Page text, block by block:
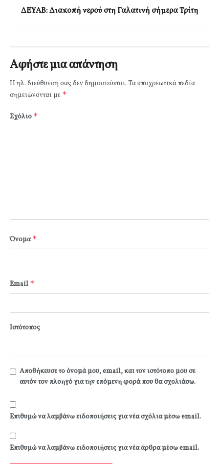
ΔΕΥΑΒ: Διακοπή νερού στη Γαλατινή σήμερα Τρίτη
Αφήστε μια απάντηση
Η ηλ. διεύθυνση σας δεν δημοσιεύεται. Τα υποχρεωτικά πεδία
σημειώνονται με *
Σχόλιο *
Όνομα*
Email *
Ιστότοπος
Αποθήκευσε το όνομά μου, email, και τον ιστότοπο μου σε
αυτόν τον πλοηγό για την επόμενη φορά που θα σχολιάσω.
Επιθυμώ να λαμβάνω ειδοποιήσεις για νέα σχόλια μέσω email.
Επιθυμώ να λαμβάνω ειδοποιήσεις για νέα άρθρα μέσω email.